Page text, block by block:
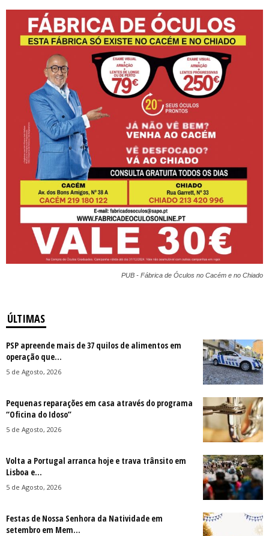
PUB - Fábrica de Óculos no Cacém e no Chiado
ÚLTIMAS
PSP apreende mais de 37 quilos de alimentos em
operação que...
5 de Agosto, 2026
Pequenas reparações em casa através do programa
“Oficina do Idoso”
5 de Agosto, 2026
Volta a Portugal arranca hoje e trava trânsito em
Lisboa e...
5 de Agosto, 2026
Festas de Nossa Senhora da Natividade em
setembro em Mem...